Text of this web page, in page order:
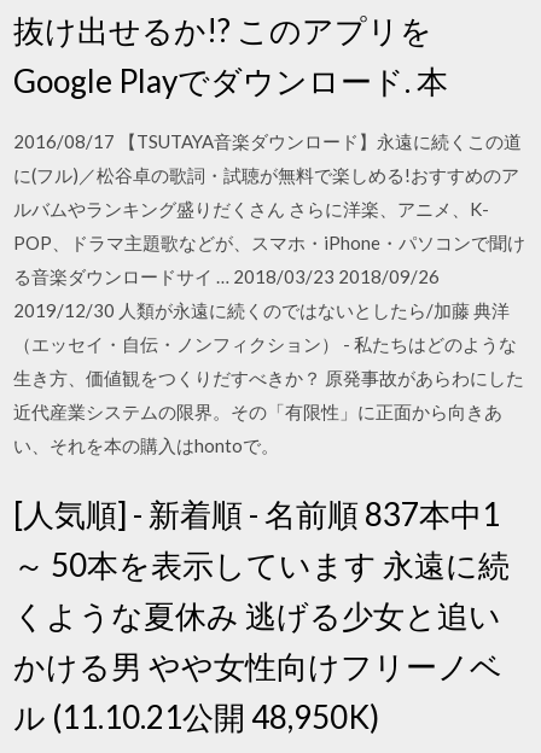
抜け出せるか!? このアプリを
Google Playでダウンロード. 本
2016/08/17 【TSUTAYA音楽ダウンロード】永遠に続くこの道
に(フル)／松谷卓の歌詞・試聴が無料で楽しめる!おすすめのア
ルバムやランキング盛りだくさん さらに洋楽、アニメ、K-
POP、ドラマ主題歌などが、スマホ・iPhone・パソコンで聞け
る音楽ダウンロードサイ … 2018/03/23 2018/09/26
2019/12/30 人類が永遠に続くのではないとしたら/加藤 典洋
（エッセイ・自伝・ノンフィクション） - 私たちはどのような
生き方、価値観をつくりだすべきか？ 原発事故があらわにした
近代産業システムの限界。その「有限性」に正面から向きあ
い、それを本の購入はhontoで。
[人気順] - 新着順 - 名前順 837本中1
～ 50本を表示しています 永遠に続
くような夏休み 逃げる少女と追い
かける男 やや女性向けフリーノベ
ル (11.10.21公開 48,950K)